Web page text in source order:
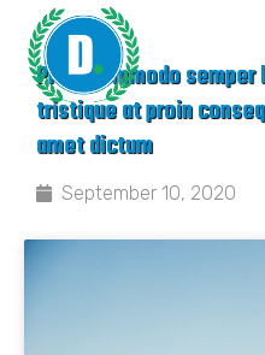
Proin commodo
tristique at proin
amet dictum
September 10, 2020